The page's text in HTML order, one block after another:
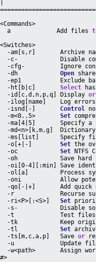
<Commands>
a             Add files
<Switches>
-am[s,r]       Archive
-c-            Disable
-cfg-          Ignore
-dh Open
-ep1           Exclude
-ht[b|c] Select
-id[c,d,n,p,q] Display or
-ilog[name]    Log
-isnd[-] Control
-m<0..5> Set
-ma[4|5]       Specify a
-md<n>[k,m,g]
-ms[list]      Specify
-o[+|-] Set the
-oc Set NTFS
-oh            Save
-oi[0-4][:min] Save
-ol[a]         Process
-oni           Allow
-qo[-|+]       Add quick
-r             Recurse
-ri<P>[:<S>] Set
-s-            Disable
-t             Test files
-tk            Keep
-tl Set
-ts[m,c,a,p]   Save or
-u             Update
-w<path>       Assign
#>